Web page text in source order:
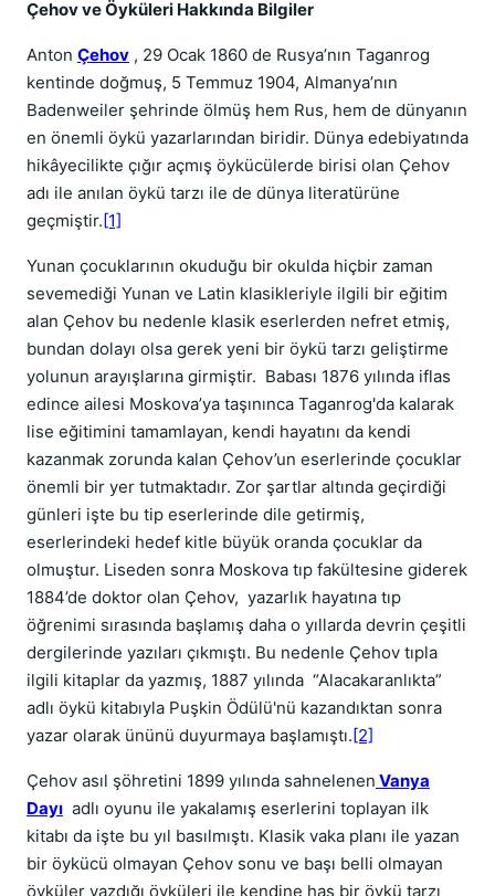
Çehov ve Öyküleri Hakkında Bilgiler
Anton Çehov , 29 Ocak 1860 de Rusya’nın Taganrog
kentinde doğmuş, 5 Temmuz 1904, Almanya’nın
Badenweiler şehrinde ölmüş hem Rus, hem de dünyanın
en önemli öykü yazarlarından biridir. Dünya edebiyatında
hikâyecilikte çığır açmış öykücülerde birisi olan Çehov
adı ile anılan öykü tarzı ile de dünya literatürüne
geçmiştir.[1]
Yunan çocuklarının okuduğu bir okulda hiçbir zaman
sevemediği Yunan ve Latin klasikleriyle ilgili bir eğitim
alan Çehov bu nedenle klasik eserlerden nefret etmiş,
bundan dolayı olsa gerek yeni bir öykü tarzı geliştirme
yolunun arayışlarına girmiştir. Babası 1876 yılında iflas
edince ailesi Moskova’ya taşınınca Taganrog'da kalarak
lise eğitimini tamamlayan, kendi hayatını da kendi
kazanmak zorunda kalan Çehov’un eserlerinde çocuklar
önemli bir yer tutmaktadır. Zor şartlar altında geçirdiği
günleri işte bu tip eserlerinde dile getirmiş,
eserlerindeki hedef kitle büyük oranda çocuklar da
olmuştur. Liseden sonra Moskova tıp fakültesine giderek
1884’de doktor olan Çehov, yazarlık hayatına tıp
öğrenimi sırasında başlamış daha o yıllarda devrin çeşitli
dergilerinde yazıları çıkmıştı. Bu nedenle Çehov tıpla
ilgili kitaplar da yazmış, 1887 yılında “Alacakaranlıkta”
adlı öykü kitabıyla Puşkin Ödülü'nü kazandıktan sonra
yazar olarak ününü duyurmaya başlamıştı.[2]
Çehov asıl şöhretini 1899 yılında sahnelenen Vanya
Dayı adlı oyunu ile yakalamış eserlerini toplayan ilk
kitabı da işte bu yıl basılmıştı. Klasik vaka planı ile yazan
bir öykücü olmayan Çehov sonu ve başı belli olmayan
öyküler yazdığı öyküleri ile kendine has bir öykü tarzı